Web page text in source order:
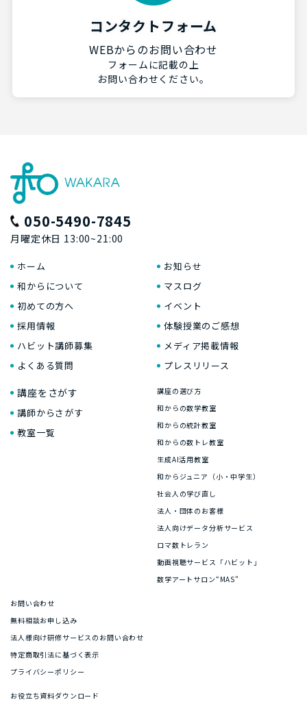
コンタクトフォーム
WEBからのお問い合わせ
フォームに記載の上
お問い合わせください。
050-5490-7845
月曜定休日 13:00~21:00
ホーム
和からについて
初めての方へ
採用情報
ハビット講師募集
よくある質問
お知らせ
マスログ
イベント
体験授業のご感想
メディア掲載情報
プレスリリース
講座をさがす
講師からさがす
教室一覧
講座の選び方
和からの数学教室
和からの統計教室
和からの数トレ教室
生成AI活用教室
和からジュニア（小・中学生）
社会人の学び直し
法人・団体のお客様
法人向けデータ分析サービス
ロマ数トレラン
動画視聴サービス「ハビット」
数学アートサロン“MAS”
お問い合わせ
無料相談お申し込み
法人様向け研修サービスのお問い合わせ
特定商取引法に基づく表示
プライバシーポリシー
お役立ち資料ダウンロード